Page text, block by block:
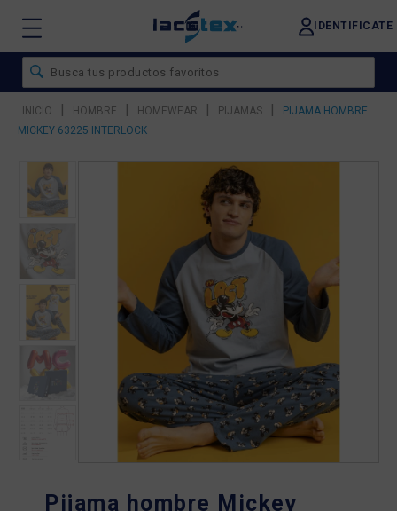
IDENTIFICATE
INICIO | HOMBRE | HOMEWEAR | PIJAMAS |
PIJAMA HOMBRE
MICKEY 63225 INTERLOCK
Pijama hombre Mickey